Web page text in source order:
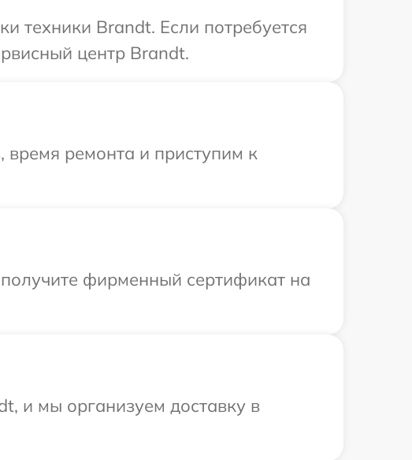
техники Brandt. Если потребуется
центр Brandt.
время ремонта и приступим к
фирменный сертификат на
и мы организуем доставку в